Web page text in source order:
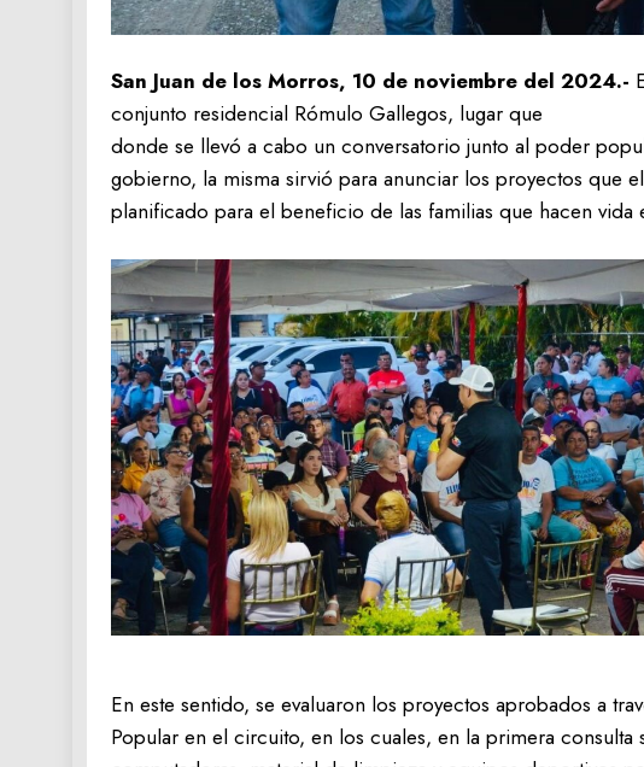
San Juan de los Morros, 10 de noviembre del 2024.-
conjunto residencial Rómulo Gallegos, lugar que
donde se llevó a cabo un conversatorio junto al poder
gobierno, la misma sirvió para anunciar los proyectos que
planificado para el beneficio de las familias que hacen vida
En este sentido, se evaluaron los proyectos aprobados a
Popular en el circuito, en los cuales, en la primera consulta